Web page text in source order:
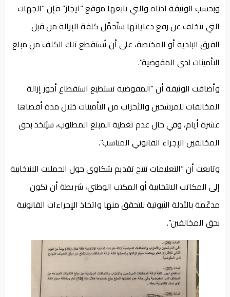
وبحسب الوثيقة ادناه والتي تابعها موقع “ايجاز” فإن “الجهات
التي تتخلف عن رفع دعاياتها ستُحمَّل كلفة الإزالة من قبل
الفرق البلدية أو المختصة، على أن تُستقطع تلك الكلف من مبلغ
التأمينات لدى المفوضية”.
وأضافت الوثيقة أن “المفوضية تستطيع استقطاع أجور إزالة
المخالفات للمرشحين والأحزاب من التأمينات خلال مدة أقصاها
عشرة أيام، وفي حال عدم تغطية المبلغ المطلوب، سيُتخذ بحق
المخالفين الإجراء القانوني المناسب”.
وتابعت أن “التعليمات تتيح تقديم شكاوى حول الحملات الانتخابية
إلى المكاتب الانتخابية أو المكتب الوطني، شريطة أن تكون
مدعّمة بالأدلة الثبوتية للتحقق منها واتخاذ الإجراءات القانونية
بحق المخالفين”.